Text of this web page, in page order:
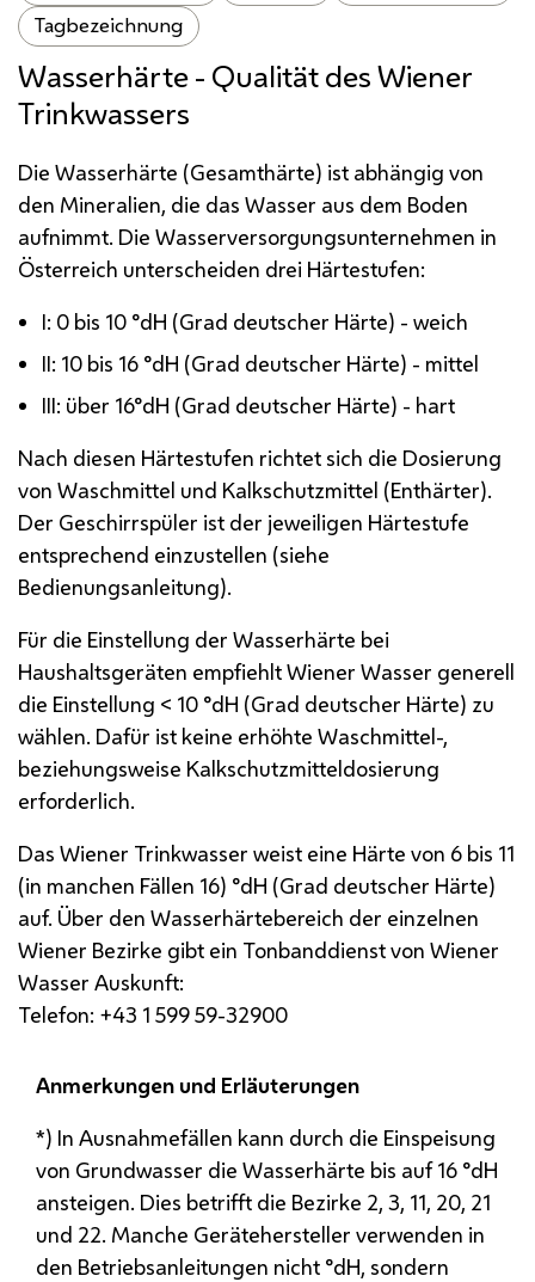
Tagbezeichnung
Wasserhärte - Qualität des Wiener
Trinkwassers
Die Wasserhärte (Gesamthärte) ist abhängig von
den Mineralien, die das Wasser aus dem Boden
aufnimmt. Die Wasserversorgungsunternehmen in
Österreich unterscheiden drei Härtestufen:
I: 0 bis 10 °dH (Grad deutscher Härte) - weich
II: 10 bis 16 °dH (Grad deutscher Härte) - mittel
III: über 16°dH (Grad deutscher Härte) - hart
Nach diesen Härtestufen richtet sich die Dosierung
von Waschmittel und Kalkschutzmittel (Enthärter).
Der Geschirrspüler ist der jeweiligen Härtestufe
entsprechend einzustellen (siehe
Bedienungsanleitung).
Für die Einstellung der Wasserhärte bei
Haushaltsgeräten empfiehlt Wiener Wasser generell
die Einstellung < 10 °dH (Grad deutscher Härte) zu
wählen. Dafür ist keine erhöhte Waschmittel-,
beziehungsweise Kalkschutzmitteldosierung
erforderlich.
Das Wiener Trinkwasser weist eine Härte von 6 bis 11
(in manchen Fällen 16) °dH (Grad deutscher Härte)
auf. Über den Wasserhärtebereich der einzelnen
Wiener Bezirke gibt ein Tonbanddienst von Wiener
Wasser Auskunft:
Telefon: +43 1 599 59-32900
Anmerkungen und Erläuterungen
*) In Ausnahmefällen kann durch die Einspeisung
von Grundwasser die Wasserhärte bis auf 16 °dH
ansteigen. Dies betrifft die Bezirke 2, 3, 11, 20, 21
und 22. Manche Gerätehersteller verwenden in
den Betriebsanleitungen nicht °dH, sondern